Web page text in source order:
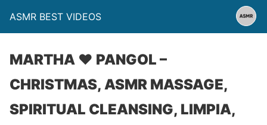
ASMR BEST VIDEOS
MARTHA ♥ PANGOL –
CHRISTMAS, ASMR MASSAGE,
SPIRITUAL CLEANSING, LIMPIA,